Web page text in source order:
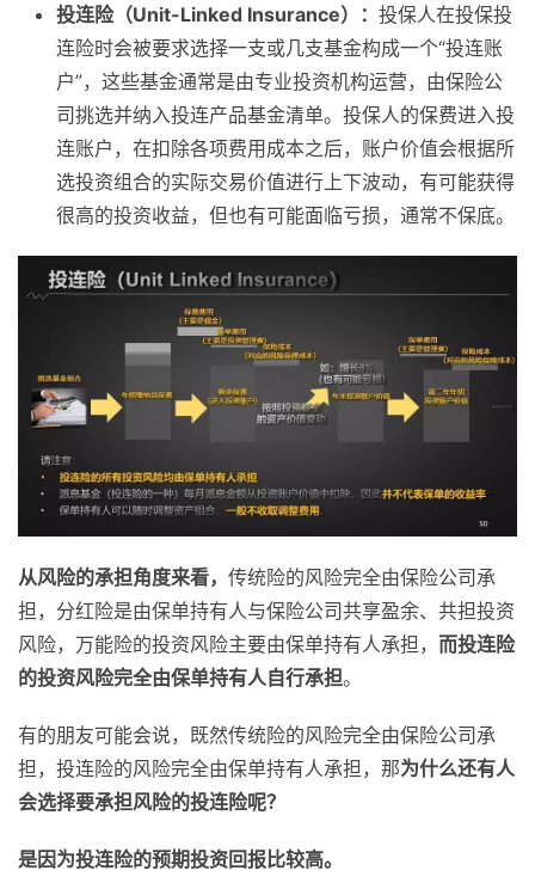
投连险（Unit-Linked Insurance）： 投保人在投保投
连险时会被要求选择一支或几支基金构成一个“投连账
户”，这些基金通常是由专业投资机构运营，由保险公
司挑选并纳入投连产品基金清单。投保人的保费进入投
连账户，在扣除各项费用成本之后，账户价值会根据所
选投资组合的实际交易价值进行上下波动，有可能获得
很高的投资收益，但也有可能面临亏损，通常不保底。
从风险的承担角度来看， 传统险的风险完全由保险公司承
担，分红险是由保单持有人与保险公司共享盈余、共担投资
风险，万能险的投资风险主要由保单持有人承担， 而投连险
的投资风险完全由保单持有人自行承担。
有的朋友可能会说，既然传统险的风险完全由保险公司承
担，投连险的风险完全由保单持有人承担，那为什么还有人
会选择要承担风险的投连险呢？
是因为投连险的预期投资回报比较高。